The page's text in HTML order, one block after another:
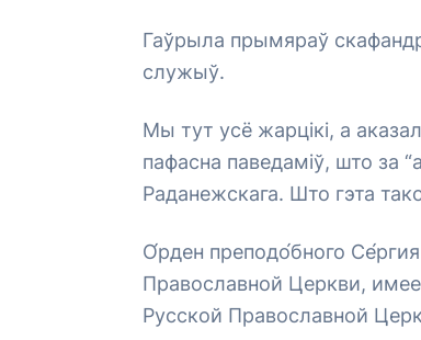
Гаўрыла прымяраў
служыў.
Мы тут усё жарцікі, а
пафасна паведаміў, што за
Раданежскага. Што гэта
О́рден преподо́бного
Православной Церкви,
Русской Православной